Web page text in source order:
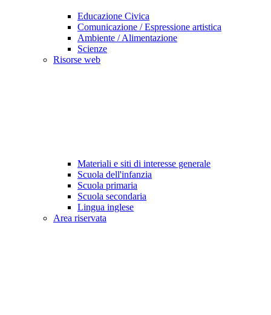
Educazione Civica
Comunicazione / Espressione artistica
Ambiente / Alimentazione
Scienze
Risorse web
Materiali e siti di interesse generale
Scuola dell'infanzia
Scuola primaria
Scuola secondaria
Lingua inglese
Area riservata